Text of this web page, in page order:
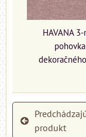
HAVANA
produkt